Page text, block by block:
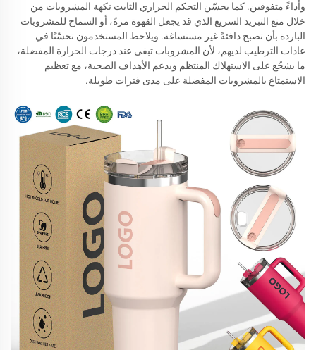
وأداءً متفوقين. كما يحسّن التحكم الحراري الثابت نكهة المشروبات من
خلال منع التبريد السريع الذي قد يجعل القهوة مرةً، أو السماح للمشروبات
الباردة بأن تصبح دافئةً غير مستساغة. ويلاحظ المستخدمون تحسّنًا في
عادات الترطيب لديهم، لأن المشروبات تبقى عند درجات الحرارة المفضلة،
ما يشجّع على الاستهلاك المنتظم ويدعم الأهداف الصحية، مع تعظيم
الاستمتاع بالمشروبات المفضلة على مدى فترات طويلة.